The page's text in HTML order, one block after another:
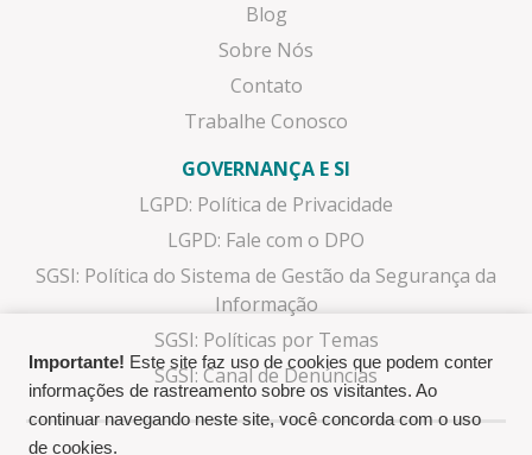
Blog
Sobre Nós
Contato
Trabalhe Conosco
GOVERNANÇA E SI
LGPD: Política de Privacidade
LGPD: Fale com o DPO
SGSI: Política do Sistema de Gestão da Segurança da
Informação
SGSI: Políticas por Temas
SGSI: Canal de Denúncias
Importante! Este site faz uso de cookies que podem conter
informações de rastreamento sobre os visitantes. Ao
continuar navegando neste site, você concorda com o uso
de cookies.